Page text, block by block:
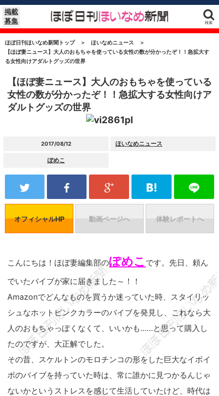
掲載
募集
検索
ほぼ日刊ほいなめ新聞トップ ＞ ほいなめニュース
＞
【ほぼ妻ニュース】大人のおもちゃを使っている女性の数が分かったぞ！！急拡大す
る女性向けアダルトグッズの世界
【ほぼ妻ニュース】大人のおもちゃを使っている
女性の数が分かったぞ！！急拡大する女性向けア
ダルトグッズの世界
2017/08/12 ほいなめニュース
ぽめこ
オフィシャルHP 動画ページへ 体験レポートへ
こんにちは！ほぼ妻編集部のぽめこ です。先日、頼ん
でいたバイブが家に届きました～！！
Amazonでどんなものを買うか迷っていた時、スタイリッ
シュなホットピンクカラーのバイブを発見し、これなら大
人のおもちゃっぽくなくて、いいかも……と思って購入し
たのですが、大正解でした。
その昔、スケルトンのモロチンコの形をした巨大なイボイ
ボのバイブを持っていた時は、常に誰かに見つかるんじゃ
ないかというストレスを感じて生活していたけど、時代は